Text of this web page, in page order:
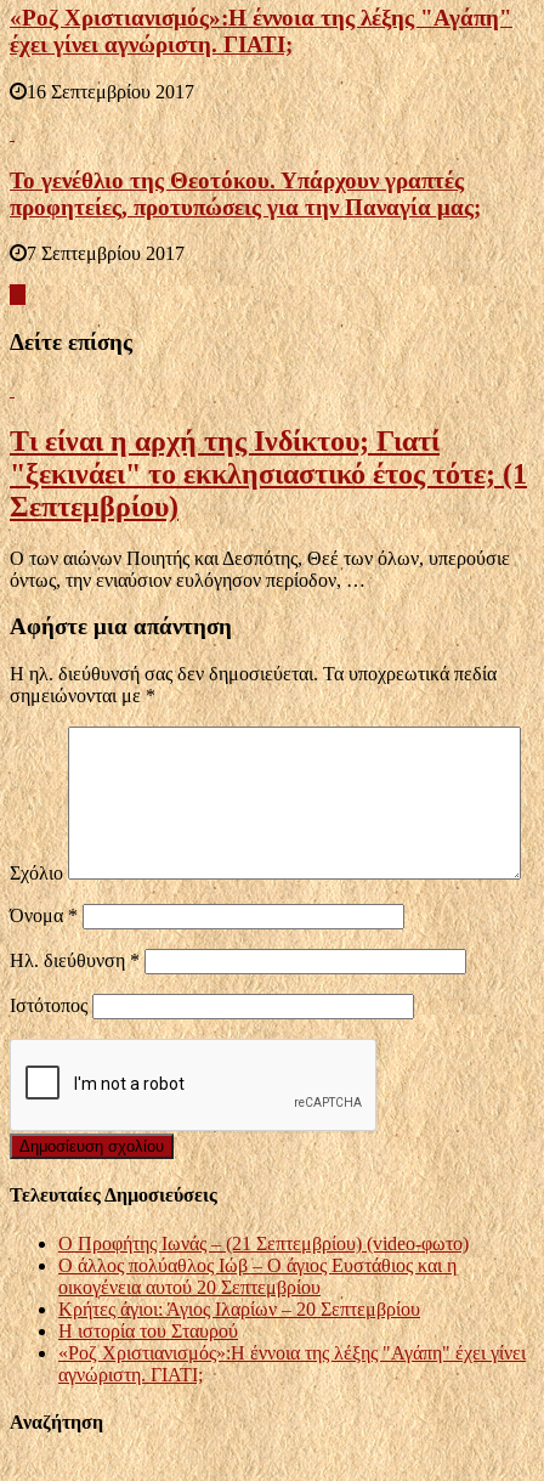
«Ροζ Χριστιανισμός»:Η έννοια της λέξης "Αγάπη"
έχει γίνει αγνώριστη. ΓΙΑΤΙ;
16 Σεπτεμβρίου 2017
Το γενέθλιο της Θεοτόκου. Υπάρχουν γραπτές
προφητείες, προτυπώσεις για την Παναγία μας;
7 Σεπτεμβρίου 2017
Δείτε επίσης
Τι είναι η αρχή της Ινδίκτου; Γιατί
"ξεκινάει" το εκκλησιαστικό έτος τότε; (1
Σεπτεμβρίου)
Ο των αιώνων Ποιητής και Δεσπότης, Θεέ των όλων, υπερούσιε
όντως, την ενιαύσιον ευλόγησον περίοδον, …
Αφήστε μια απάντηση
Η ηλ. διεύθυνσή σας δεν δημοσιεύεται.Τα υποχρεωτικά πεδία
σημειώνονται με*
Σχόλιο
Όνομα*
Ηλ. διεύθυνση*
Ιστότοπος
Τελευταίες Δημοσιεύσεις
Ο Προφήτης Ιωνάς – (21 Σεπτεμβρίου) (video-φωτο)
Ο άλλος πολύαθλος Ιώβ – Ο άγιος Ευστάθιος και η
οικογένεια αυτού 20 Σεπτεμβρίου
Κρήτες άγιοι: Άγιος Ιλαρίων – 20 Σεπτεμβρίου
Η ιστορία του Σταυρού
«Ροζ Χριστιανισμός»:Η έννοια της λέξης "Αγάπη" έχει γίνει
αγνώριστη. ΓΙΑΤΙ;
Αναζήτηση